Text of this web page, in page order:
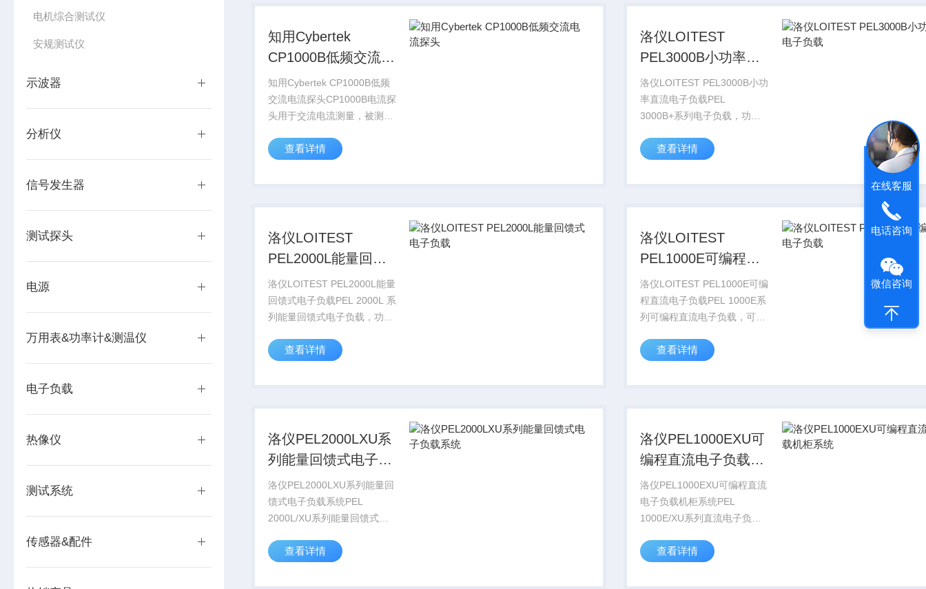
电机综合测试仪
安规测试仪
示波器
分析仪
信号发生器
测试探头
电源
万用表&功率计&测温仪
电子负载
热像仪
测试系统
传感器&配件
知用Cybertek
CP1000B低频交流电
流探头
知用Cybertek CP1000B低频
交流电流探头CP1000B电流探
头用于交流电流测量，被测电
输比为1000:1，带宽到
54mm，香蕉...
查看详情
洛仪LOITEST
PEL3000B小功率直
流电子负载
洛仪LOITEST PEL3000B小功
率直流电子负载PEL
3000B+系列电子负载，功率
围150V～500V，单机电流可
低纹波噪声、动...
查看详情
洛仪LOITEST
PEL2000L能量回馈
式电子负载
洛仪LOITEST PEL2000L能量
回馈式电子负载PEL 2000L 系
列能量回馈式电子负载，功率
80V~2250V，单机电流可达
纹波噪...
查看详情
洛仪LOITEST
PEL1000E可编程直
流电子负载
洛仪LOITEST PEL1000E可编
程直流电子负载PEL 1000E系
列可编程直流电子负载，可提
电压范围150V～1200V，最大
度高...
查看详情
洛仪PEL2000LXU系
列能量回馈式电子负
载系统
洛仪PEL2000LXU系列能量回
馈式电子负载系统PEL
2000L/XU系列能量回馈式负
闭式机柜中的大功率能量回馈
回馈式负载模块组成，其高功
查看详情
洛仪PEL1000EXU可
编程直流电子负载机
柜系统
洛仪PEL1000EXU可编程直流
电子负载机柜系统PEL
1000E/XU系列直流电子负
闭式机柜中的大功率可编程直
可编程直流电子负载模块组
查看详情
在线客服
电话咨询
微信咨询